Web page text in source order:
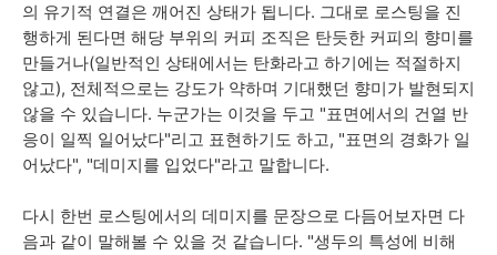
의 유기적 연결은 깨어진 상태가 됩니다. 그대로 로스팅을 진
행하게 된다면 해당 부위의 커피 조직은 탄듯한 커피의 향미를
만들거나(일반적인 상태에서는 탄화라고 하기에는 적절하지
않고), 전체적으로는 강도가 약하며 기대했던 향미가 발현되지
않을 수 있습니다. 누군가는 이것을 두고 "표면에서의 건열 반
응이 일찍 일어났다"리고 표현하기도 하고, "표면의 경화가 일
어났다", "데미지를 입었다"라고 말합니다.
다시 한번 로스팅에서의 데미지를 문장으로 다듬어보자면 다
음과 같이 말해볼 수 있을 것 같습니다. "생두의 특성에 비해